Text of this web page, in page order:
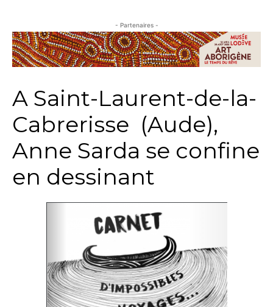
- Partenaires -
A Saint-Laurent-de-la-
Cabrerisse (Aude),
Anne Sarda se confine
en dessinant